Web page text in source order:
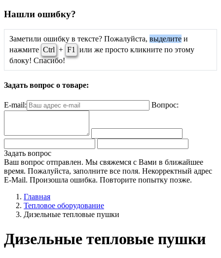
Нашли ошибку?
Заметили ошибку в тексте? Пожалуйста, выделите и
нажмите Ctrl + F1
или же просто кликните по этому
блоку! Спасибо!
Задать вопрос о товаре:
E-mail: Вопрос:
Задать вопрос
Ваш вопрос отправлен. Мы свяжемся с Вами в ближайшее
время. Пожалуйста, заполните все поля. Некорректный адрес
E-Mail. Произошла ошибка. Повторите попытку позже.
Главная
Тепловое оборудование
Дизельные тепловые пушки
Дизельные тепловые пушки